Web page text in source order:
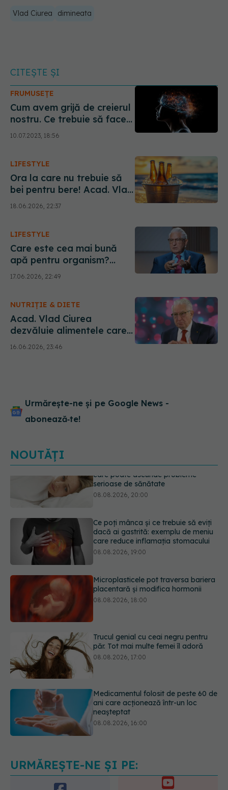
Vlad Ciurea dimineata
CITEȘTE ȘI
FRUMUSEȚE
Cum avem grijă de creierul
nostru. Ce trebuie să facem
peste zi. Vlad Ciurea: Prima
dată trebuie să bem apă,
În jurul orei 19:00 este bine
să oprești activitatea
10.07.2023, 18:56
LIFESTYLE
Ora la care nu trebuie să
bei pentru bere! Acad. Vlad
Ciurea spune clar când
devine alcoolul un dușman
18.06.2026, 22:37
LIFESTYLE
Care este cea mai bună
apă pentru organism?
Acad. Vlad Ciurea
dezvăluie lichidul ideal
17.06.2026, 22:49
NUTRIȚIE & DIETE
Acad. Vlad Ciurea
dezvăluie alimentele care
ne mențin mintea brici vara
16.06.2026, 23:46
Urmărește-ne și pe Google News -
abonează‑te!
NOUTĂȚI
Ce poți mânca și ce trebuie să eviți
dacă ai gastrită: exemplu de meniu
08.08.2026, 19:00
Microplasticele pot traversa bariera
placentară și modifica hormonii
Trucul genial cu ceai negru pentru
Medicamentul folosit de peste 60 de
08.08.2026, 16:00
Transpirații nocturne: semnul ignorat
care poate ascunde probleme
URMĂREȘTE-NE ȘI PE: